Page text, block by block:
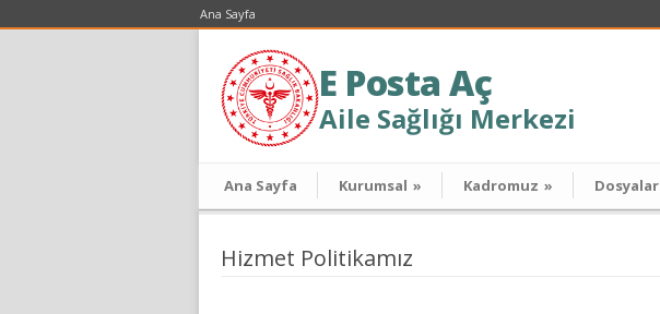
Ana Sayfa
E Posta Aç
Aile Sağlığı Merkezi
Ana Sayfa Kurumsal » Kadromuz » Dosyalar
Hizmet Politikamız